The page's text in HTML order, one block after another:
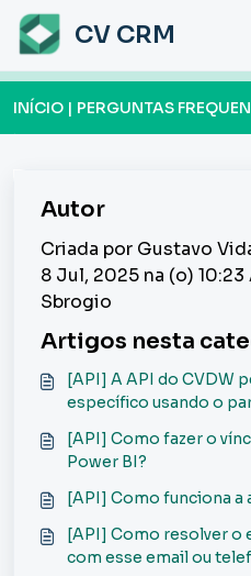
Ir para o conteúdo
CV CRM
INÍCIO | PERGUNTAS
Autor
Criada por Gustavo
8 Jul, 2025 na (o)
Sbrogio
Artigos nesta
[API] A API do CVDW
específico usando o
[API] Como fazer o
Power BI?
[API] Como funciona a
[API] Como resolver o
com esse email ou